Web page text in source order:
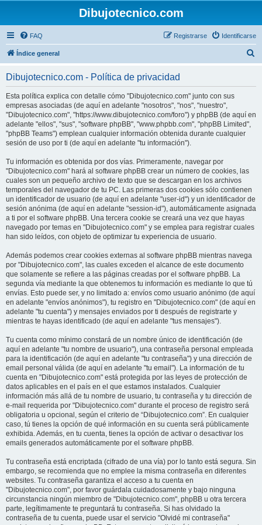
Dibujotecnico.com
FAQ Identificarse
Registrarse
Índice general
Dibujotecnico.com - Política de privacidad
Esta política explica con detalle cómo "Dibujotecnico.com" junto con sus
empresas asociadas (de aquí en adelante "nosotros", "nos", "nuestro",
"Dibujotecnico.com", "https://www.dibujotecnico.com/foro") y phpBB (de aquí en
adelante "ellos", "sus", "software phpBB", "www.phpbb.com", "phpBB Limited",
"phpBB Teams") emplean cualquier información obtenida durante cualquier
sesión de uso por ti (de aquí en adelante "tu información").
Tu información es obtenida por dos vías. Primeramente, navegar por
"Dibujotecnico.com" hará al software phpBB crear un número de cookies, las
cuales son un pequeño archivo de texto que se descargan en los archivos
temporales del navegador de tu PC. Las primeras dos cookies sólo contienen
un identificador de usuario (de aquí en adelante "user-id") y un identificador de
sesión anónima (de aquí en adelante "session-id"), automáticamente asignada
a ti por el software phpBB. Una tercera cookie se creará una vez que hayas
navegado por temas en "Dibujotecnico.com" y se emplea para registrar cuales
han sido leídos, con objeto de optimizar tu experiencia de usuario.
Además podemos crear cookies externas al software phpBB mientras navega
por "Dibujotecnico.com", las cuales exceden el alcance de este documento
que solamente se refiere a las páginas creadas por el software phpBB. La
segunda vía mediante la que obtenemos tu información es mediante lo que tú
envías. Esto puede ser, y no limitado a: envíos como usuario anónimo (de aquí
en adelante "envíos anónimos"), tu registro en "Dibujotecnico.com" (de aquí en
adelante "tu cuenta") y mensajes enviados por ti después de registrarte y
mientras te hayas identificado (de aquí en adelante "tus mensajes").
Tu cuenta como mínimo constará de un nombre único de identificación (de
aquí en adelante "tu nombre de usuario"), una contraseña personal empleada
para la identificación (de aquí en adelante "tu contraseña") y una dirección de
email personal válida (de aquí en adelante "tu email"). La información de tu
cuenta en "Dibujotecnico.com" está protegida por las leyes de protección de
datos aplicables en el país en el que estamos instalados. Cualquier
información más allá de tu nombre de usuario, tu contraseña y tu dirección de
e-mail requerida por "Dibujotecnico.com" durante el proceso de registro será
obligatoria u opcional, según el criterio de “Dibujotecnico.com”. En cualquier
caso, tú tienes la opción de qué información en su cuenta será públicamente
exhibida. Además, en tu cuenta, tienes la opción de activar o desactivar los
emails generados automáticamente por el software phpBB.
Tu contraseña está encriptada (cifrado de una vía) por lo tanto está segura. Sin
embargo, se recomienda que no emplee la misma contraseña en diferentes
websites. Tu contraseña garantiza el acceso a tu cuenta en
"Dibujotecnico.com", por favor guárdala cuidadosamente y bajo ninguna
circunstancia ningún miembro de "Dibujotecnico.com", phpBB u otra tercera
parte, legítimamente te preguntará tu contraseña. Si has olvidado la
contraseña de tu cuenta, puede usar el servicio "Olvidé mi contraseña"